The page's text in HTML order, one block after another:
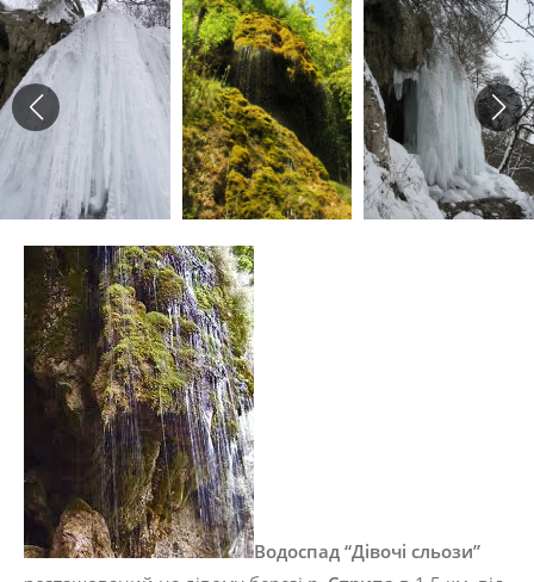
Водоспад “Дівочі сльози”